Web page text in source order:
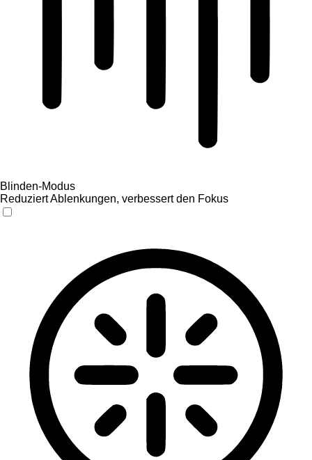
Blinden-Modus
Reduziert Ablenkungen, verbessert den Fokus